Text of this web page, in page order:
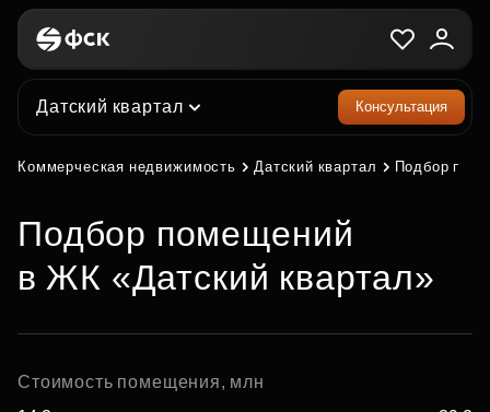
Датский квартал Консультация
Коммерческая недвижимость Датский квартал Подбор
Подбор помещений
в ЖК «Датский квартал»
Стоимость помещения, млн